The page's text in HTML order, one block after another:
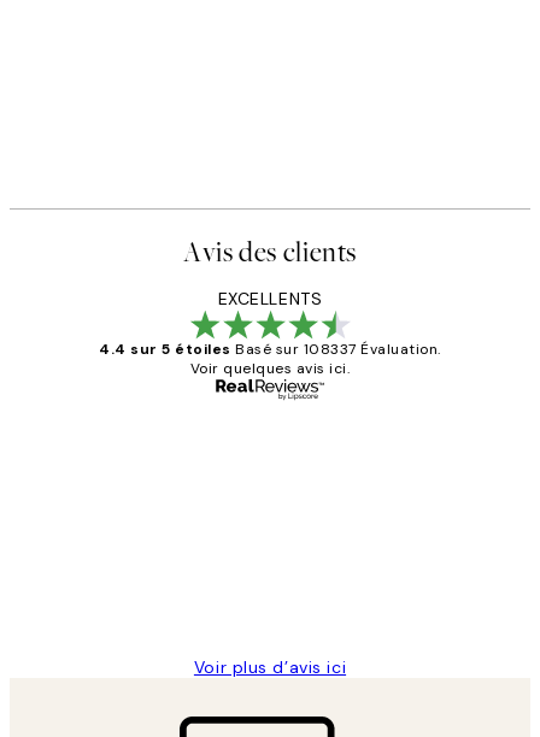
Avis des clients
EXCELLENTS
4.4 sur 5 étoiles Basé sur 108337 Évaluation.
Voir quelques avis ici.
Voir plus d’avis ici